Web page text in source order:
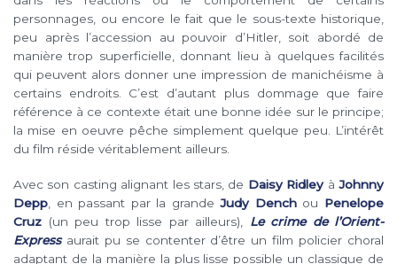
personnages, ou encore le fait que le sous-texte historique,
peu après l’accession au pouvoir d’Hitler, soit abordé de
manière trop superficielle, donnant lieu à quelques facilités
qui peuvent alors donner une impression de manichéisme à
certains endroits. C’est d’autant plus dommage que faire
référence à ce contexte était une bonne idée sur le principe;
la mise en oeuvre pêche simplement quelque peu. L’intérêt
du film réside véritablement ailleurs.
Avec son casting alignant les stars, de Daisy Ridley àJohnny
Depp , en passant par la grandeJudy Denchou Penelope
Cruz (un peu trop lisse par ailleurs), Le crime de l’Orient-
Express aurait pu se contenter d’être un film policier choral
adaptant de la manière la plus lisse possible un classique de